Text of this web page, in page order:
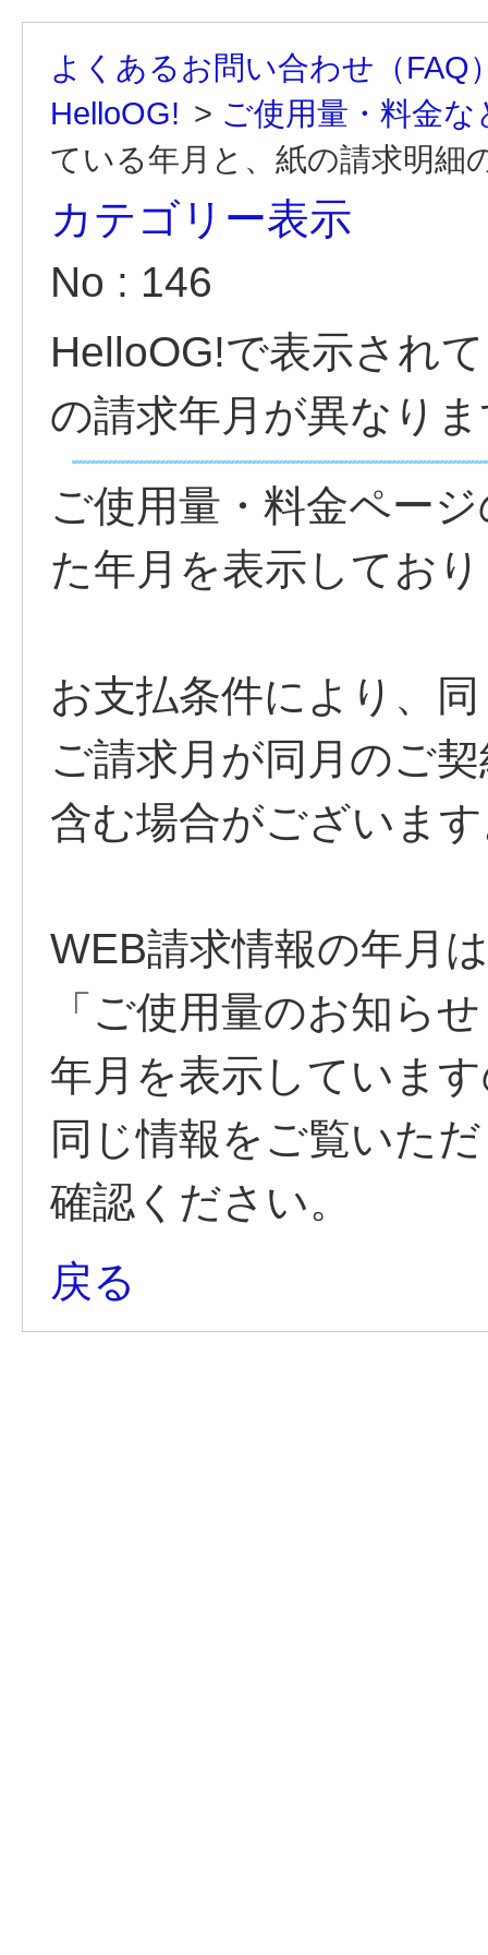
よくあるお問い合わせ（FAQ
HelloOG! > ご使用量・料金
ている年月と、紙の請求明細
カテゴリー表示
No : 146
HelloOG!で表示され
の請求年月が異なり
ご使用量・料金ペー
た年月を表示してお
お支払条件により、
ご請求月が同月のご
含む場合がございま
WEB請求情報の年月
「ご使用量のお知ら
年月を表示していま
同じ情報をご覧いた
確認ください。
戻る